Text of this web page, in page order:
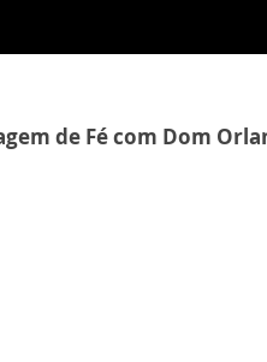
de Fé com Dom